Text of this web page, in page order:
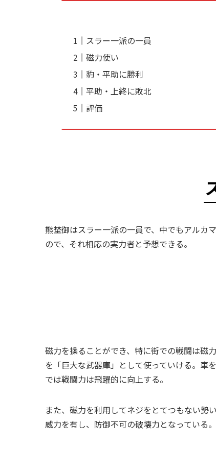
スラー一派の一員
磁力使い
豹・平助に勝利
平助・上終に敗北
評価
熊埜御はスラー一派の一員で、中でもアルカ
ので、それ相応の実力者と予想できる。
磁力を操ることができ、特に街での戦闘は磁
を「巨大な武器庫」として使っていける。車
では戦闘力は飛躍的に向上する。
また、磁力を利用してネジをとてつもない勢
威力を有し、防御不可の破壊力となっている。